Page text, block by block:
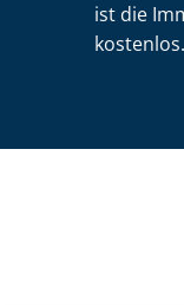
ist die
kostenlos.